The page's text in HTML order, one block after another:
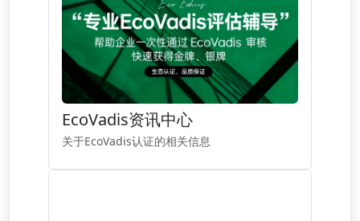
EcoVadis资讯中心
关于EcoVadis认证的相关信息